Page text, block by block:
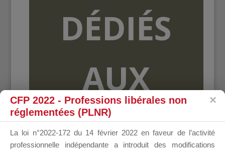
DÉDIÉS
AUX
CFP 2022 - Professions libérales non
réglementées (PLNR)
La loi n°2022-172 du 14 février 2022 en faveur de l’activité
professionnelle indépendante a introduit des modifications